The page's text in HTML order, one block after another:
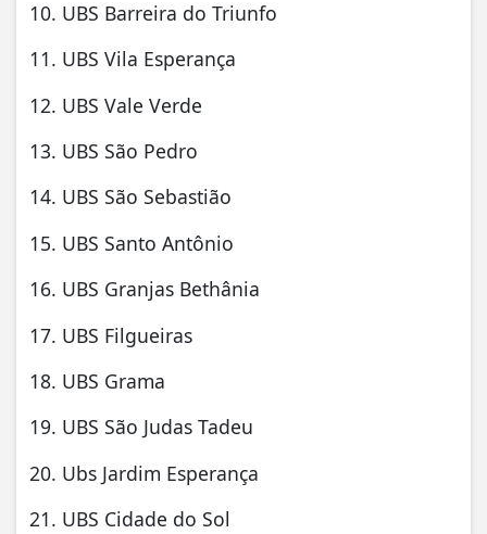
10. UBS Barreira do Triunfo
11. UBS Vila Esperança
12. UBS Vale Verde
13. UBS São Pedro
14. UBS São Sebastião
15. UBS Santo Antônio
16. UBS Granjas Bethânia
17. UBS Filgueiras
18. UBS Grama
19. UBS São Judas Tadeu
20. Ubs Jardim Esperança
21. UBS Cidade do Sol